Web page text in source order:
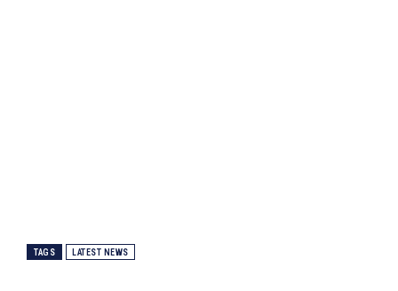
TAGS LATEST NEWS